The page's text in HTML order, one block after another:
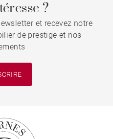
?
et recevez notre
de prestige et nos